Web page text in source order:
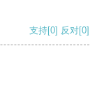
支持[0] 反对[0]